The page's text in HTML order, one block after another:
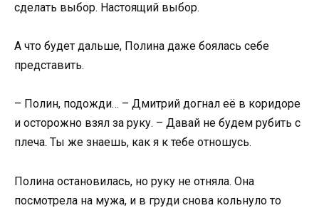
сделать выбор. Настоящий выбор.
А что будет дальше, Полина даже боялась себе
представить.
– Полин, подожди… – Дмитрий догнал её в коридоре
и осторожно взял за руку. – Давай не будем рубить с
плеча. Ты же знаешь, как я к тебе отношусь.
Полина остановилась, но руку не отняла. Она
посмотрела на мужа, и в груди снова кольнуло то